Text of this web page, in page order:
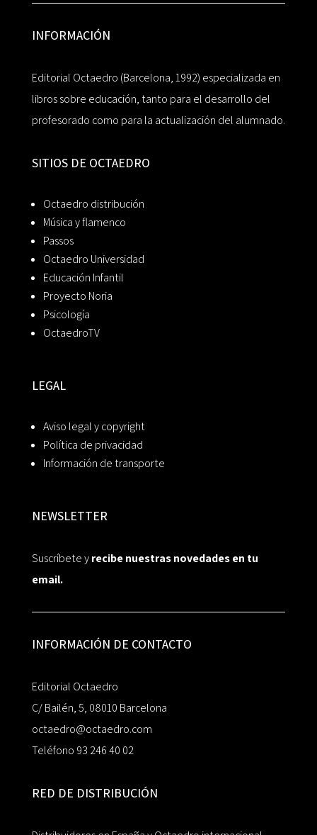
INFORMACIÓN
Editorial Octaedro (Barcelona, 1992) especializada en
libros sobre educación, tanto para el desarrollo del
profesorado como para la actualización del alumnado.
SITIOS DE OCTAEDRO
Octaedro distribución
Música y flamenco
Passos
Octaedro Universidad
Educación Infantil
Proyecto Noria
Psicología
OctaedroTV
LEGAL
Aviso legal y copyright
Política de privacidad
Información de transporte
NEWSLETTER
Suscríbete yrecibe nuestras novedades en tu
email.
INFORMACIÓN DE CONTACTO
Editorial Octaedro
C/ Bailén, 5, 08010 Barcelona
octaedro@octaedro.com
Teléfono 93 246 40 02
RED DE DISTRIBUCIÓN